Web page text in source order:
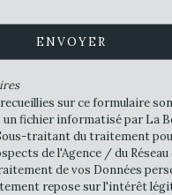
locataires)
de 25 ans
55 ans
de 55 ans
ENVOYER
sur ce formulaire
fichier informatisé par La
traitant du traitement
de l'Agence / du
de vos Données
repose sur l'intérêt